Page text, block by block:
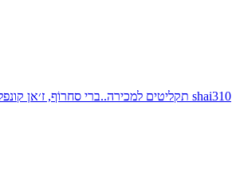
תקליטים למכירה..ברי סחרוֹף, ז׳אן קונפליקט, כרומוזום, מינימל קומפקט, רמי פורטיס מאת shai310